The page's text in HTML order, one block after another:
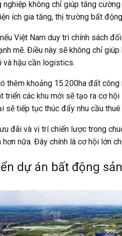
không chỉ giúp tăng
ích gia tăng, thị trường bất
Việt Nam duy trì chính sách
mẽ. Điều này sẽ không chỉ
và hậu cần logistics.
khoảng 15.200ha đất
triển các khu mới sẽ tạo ra cơ
sẽ tiếp tục thúc đẩy nhu cầu
đãi và vị trí chiến lược trong
nữa. Đây chính là cơ hội lớn
dự án bất động